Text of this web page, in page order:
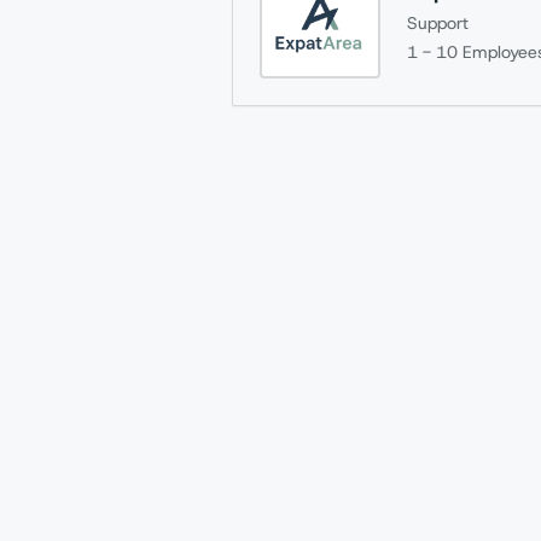
Support
1 - 10